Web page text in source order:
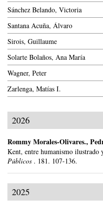
2026
Rommy Morales-Olivares.,
Kent, entre humanismo ilustrado
Públicos . 181. 107-136.
2025
Sánchez Belando, Victoria
Santana Acuña, Álvaro
Sirois, Guillaume
Solarte Bolaños, Ana María
Wagner, Peter
Zarlenga, Matías I.